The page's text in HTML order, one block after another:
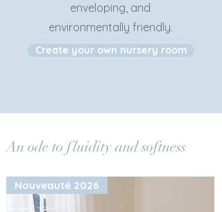
enveloping, and
environmentally friendly.
Create your own nursery room
An ode to fluidity and softness
Nouveauté 2026